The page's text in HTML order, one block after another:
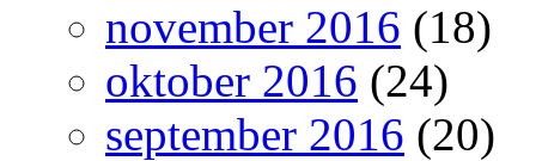
november 2016 (18)
oktober 2016 (24)
september 2016 (20)